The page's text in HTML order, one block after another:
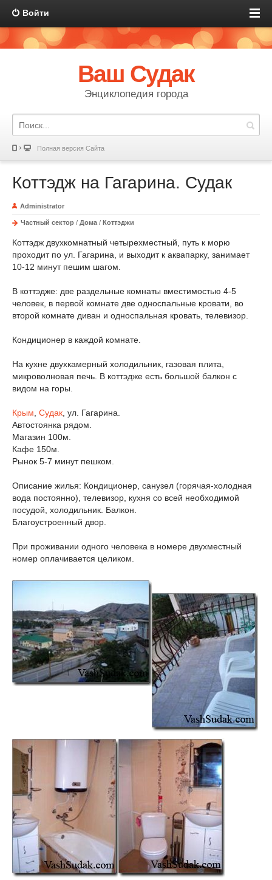
Войти
Ваш Судак
Энциклопедия города
Полная версия Сайта
Коттэдж на Гагарина. Судак
Administrator
Частный сектор / Дома / Коттэджи
Коттэдж двухкомнатный четырехместный, путь к морю
проходит по ул. Гагарина, и выходит к аквапарку, занимает
10-12 минут пешим шагом.
В коттэдже: две раздельные комнаты вместимостью 4-5
человек, в первой комнате две односпальные кровати, во
второй комнате диван и односпальная кровать, телевизор.
Кондиционер в каждой комнате.
На кухне двухкамерный холодильник, газовая плита,
микроволновая печь. В коттэдже есть большой балкон с
видом на горы.
Крым Судак , ул. Гагарина.
Автостоянка рядом.
Магазин 100м.
Кафе 150м.
Рынок 5-7 минут пешком.
Описание жилья: Кондиционер, санузел (горячая-холодная
вода постоянно), телевизор, кухня со всей необходимой
посудой, холодильник. Балкон.
Благоустроенный двор.
При проживании одного человека в номере двухместный
номер оплачивается целиком.